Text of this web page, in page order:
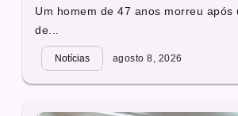
Um homem de 47 anos morreu após
de...
Notícias agosto 8, 2026